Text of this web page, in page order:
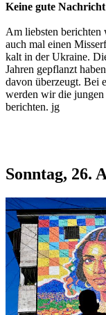
Keine gute Nachricht
Am liebsten berichten
auch mal einen
kalt in der Ukraine.
Jahren gepflanzt
davon überzeugt. Bei
werden wir die jungen
berichten. jg
Sonntag, 26.